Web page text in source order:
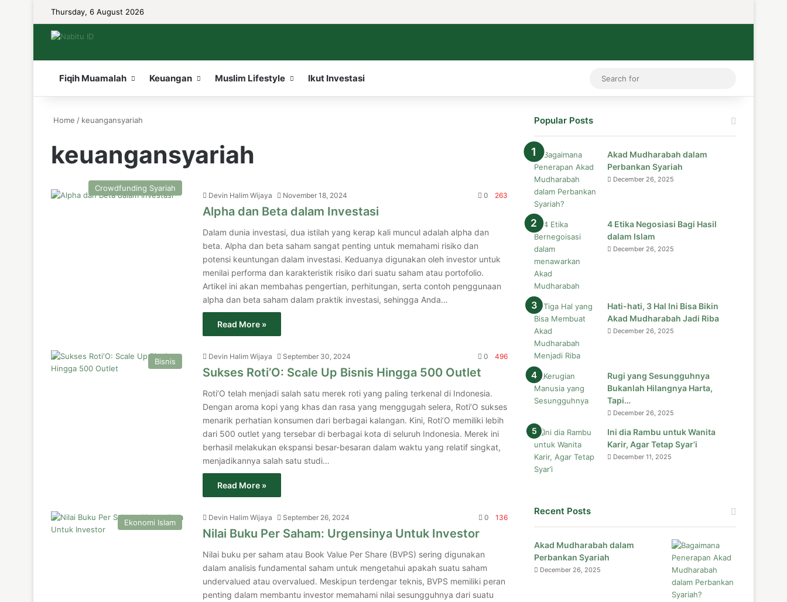
Thursday, 6 August 2026
Fiqih Muamalah Keuangan Muslim Lifestyle Ikut Investasi WhatsApp
for
Home / keuangansyariah
keuangansyariah
Crowdfunding Syariah
Devin Halim Wijaya November 18, 2024 0 263
Alpha dan Beta dalam Investasi
Dalam dunia investasi, dua istilah yang kerap kali muncul adalah alpha dan
beta. Alpha dan beta saham sangat penting untuk memahami risiko dan
potensi keuntungan dalam investasi. Keduanya digunakan oleh investor untuk
menilai performa dan karakteristik risiko dari suatu saham atau portofolio.
Artikel ini akan membahas pengertian, perhitungan, serta contoh penggunaan
alpha dan beta saham dalam praktik investasi, sehingga Anda…
Read More »
Bisnis
Devin Halim Wijaya September 30, 2024 0 496
Sukses Roti’O: Scale Up Bisnis Hingga 500 Outlet
Roti’O telah menjadi salah satu merek roti yang paling terkenal di Indonesia.
Dengan aroma kopi yang khas dan rasa yang menggugah selera, Roti’O sukses
menarik perhatian konsumen dari berbagai kalangan. Kini, Roti’O memiliki lebih
dari 500 outlet yang tersebar di berbagai kota di seluruh Indonesia. Merek ini
berhasil melakukan ekspansi besar-besaran dalam waktu yang relatif singkat,
menjadikannya salah satu studi…
Read More »
Ekonomi Islam
Devin Halim Wijaya September 26, 2024 0 136
Nilai Buku Per Saham: Urgensinya Untuk Investor
Nilai buku per saham atau Book Value Per Share (BVPS) sering digunakan
dalam analisis fundamental saham untuk mengetahui apakah suatu saham
undervalued atau overvalued. Meskipun terdengar teknis, BVPS memiliki peran
penting dalam membantu investor memahami nilai sesungguhnya dari suatu
Popular Posts
Akad Mudharabah dalam
Perbankan Syariah
December 26, 2025
4 Etika Negosiasi Bagi Hasil
dalam Islam
December 26, 2025
Hati-hati, 3 Hal Ini Bisa Bikin
Akad Mudharabah Jadi Riba
December 26, 2025
Rugi yang Sesungguhnya
Bukanlah Hilangnya Harta,
Tapi…
December 26, 2025
Ini dia Rambu untuk Wanita
Karir, Agar Tetap Syar’i
December 11, 2025
Recent Posts
Akad Mudharabah dalam
Perbankan Syariah
December 26, 2025